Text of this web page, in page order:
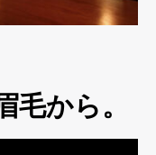
から。